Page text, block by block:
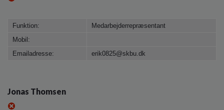
Funktion:
Medarbejderrepræsentant
Mobil:
Emailadresse:
erik0825@skbu.dk
Jonas Thomsen